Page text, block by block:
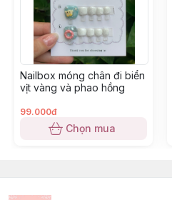
Nailbox móng chân đi biển
vịt vàng và phao hồng
99.000đ
Chọn mua